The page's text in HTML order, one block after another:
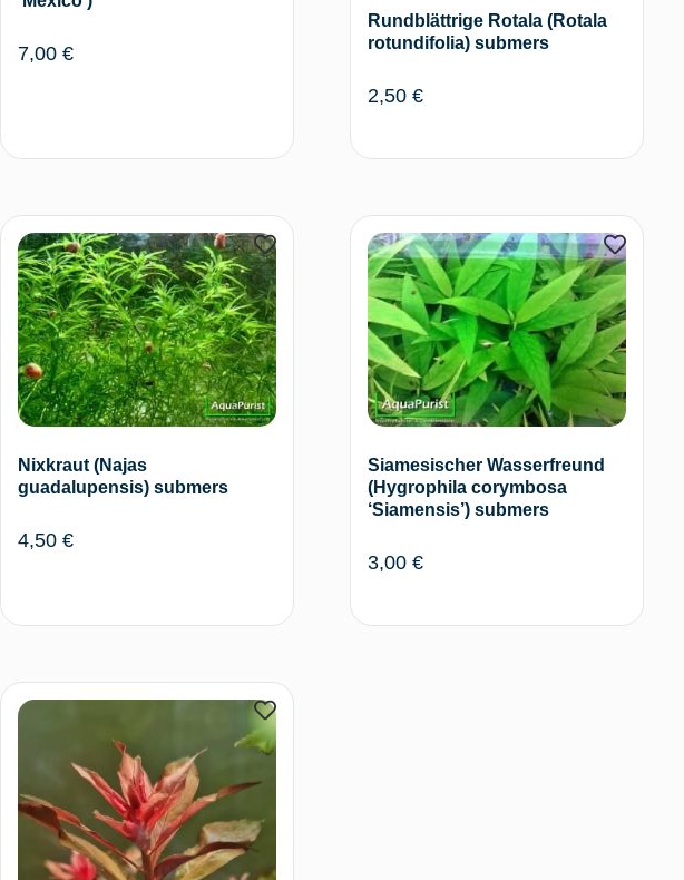
7,00 €
Weiterlesen
Rundblättrige Rotala (Rotala
rotundifolia) submers
2,50 €
In den Warenkorb
Nixkraut (Najas
guadalupensis) submers
4,50 €
Siamesischer Wasserfreund
(Hygrophila corymbosa
‘Siamensis’) submers
3,00 €